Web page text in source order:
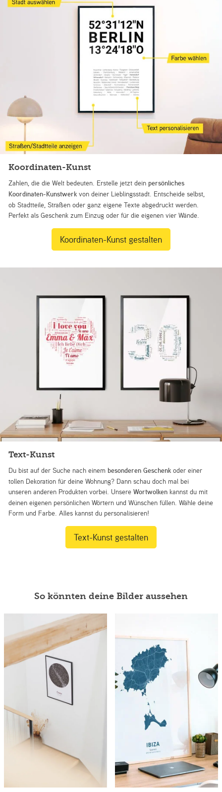
Koordinaten-Kunst
Zahlen, die die Welt bedeuten. Erstelle jetzt dein persönliches
Koordinaten-Kunstwerk von deiner Lieblingsstadt. Entscheide selbst,
ob Stadtteile, Straßen oder ganz eigene Texte abgedruckt werden.
Perfekt als Geschenk zum Einzug oder für die eigenen vier Wände.
Koordinaten-Kunst gestalten
Text-Kunst
Du bist auf der Suche nach einem besonderen Geschenk oder einer
tollen Dekoration für deine Wohnung? Dann schau doch mal bei
unseren anderen Produkten vorbei. UnsereWortwolken kannst du mit
deinen eigenen persönlichen Wörtern und Wünschen füllen. Wähle deine
Form und Farbe. Alles kannst du personalisieren!
Text-Kunst gestalten
So könnten deine Bilder aussehen